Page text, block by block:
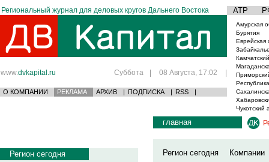
Региональный журнал для деловых кругов Дальнего Востока АТР
www.dvkapital.ru Суббота | 08 Августа, 17:02 |
О КОМПАНИИ РЕКЛАМА АРХИВ | ПОДПИСКА | RSS |
Амурская
Бурятия
Еврейская
Чукотский
Регион сегодня
главная
Регион сегодня
Компании